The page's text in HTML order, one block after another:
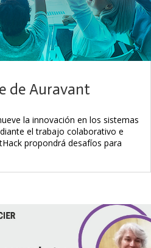
de Auravant
la innovación en los sistemas
el trabajo colaborativo e
propondrá desafíos para